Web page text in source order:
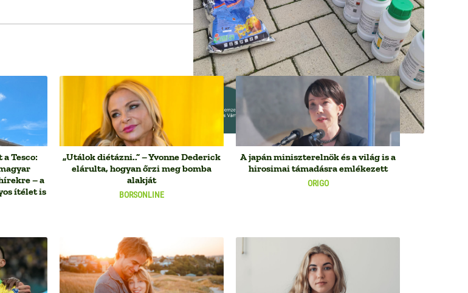
Tesco:
– a
ítélet is
BORSONLINE
„Utálok diétázni..” – Yvonne Dederick
elárulta, hogyan őrzi meg bomba
alakját
ORIGO
A japán miniszterelnök és a világ is a
hirosimai támadásra emlékezett